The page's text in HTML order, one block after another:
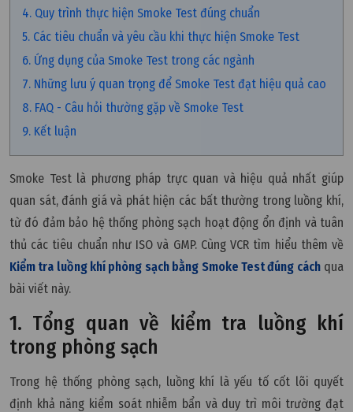
4. Quy trình thực hiện Smoke Test đúng chuẩn
5. Các tiêu chuẩn và yêu cầu khi thực hiện Smoke Test
6. Ứng dụng của Smoke Test trong các ngành
7. Những lưu ý quan trọng để Smoke Test đạt hiệu quả cao
8. FAQ - Câu hỏi thường gặp về Smoke Test
9. Kết luận
Smoke Test là phương pháp trực quan và hiệu quả nhất giúp
quan sát, đánh giá và phát hiện các bất thường trong luồng khí,
từ đó đảm bảo hệ thống phòng sạch hoạt động ổn định và tuân
thủ các tiêu chuẩn như ISO và GMP. CùngVCR tìm hiểu thêm về
Kiểm tra luồng khí phòng sạch bằng Smoke Test đúng cáchqua
bài viết này.
1. Tổng quan về kiểm tra luồng khí
trong phòng sạch
Trong hệ thống phòng sạch, luồng khí là yếu tố cốt lõi quyết
định khả năng kiểm soát nhiễm bẩn và duy trì môi trường đạt